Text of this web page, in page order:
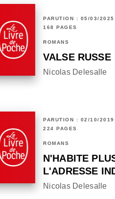
PARUTION : 05/03/2025
168 PAGES
ROMANS
VALSE RUSSE
Nicolas Delesalle
PARUTION : 02/10/2019
224 PAGES
ROMANS
N'HABITE
L'ADRESSE
Nicolas Delesalle